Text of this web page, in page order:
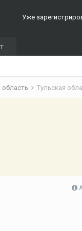
Уже
область Тульская